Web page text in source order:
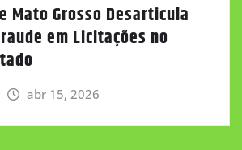
Mato Grosso Desarticula
em Licitações no
abr 15, 2026